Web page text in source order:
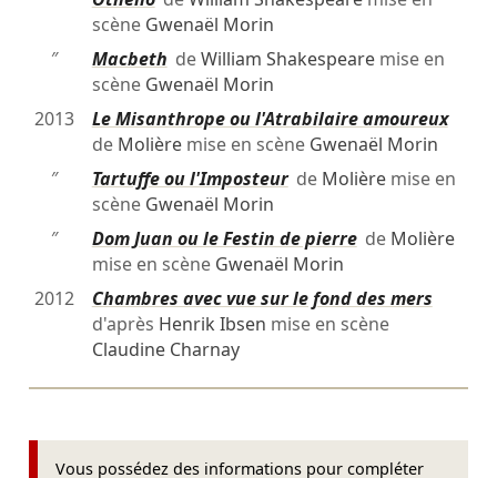
scène Gwenaël Morin
″
Macbeth deWilliam Shakespearemise en
scène Gwenaël Morin
2013
Le Misanthrope ou l'Atrabilaire amoureux
de Molièremise en scène Gwenaël Morin
″
Tartuffe ou l'Imposteurde Molièremise en
scène Gwenaël Morin
″
Dom Juan ou le Festin de pierrede Molière
mise en scène Gwenaël Morin
2012
Chambres avec vue sur le fond des mers
d'après Henrik Ibsen mise en scène
Claudine Charnay
Vous possédez des informations pour compléter